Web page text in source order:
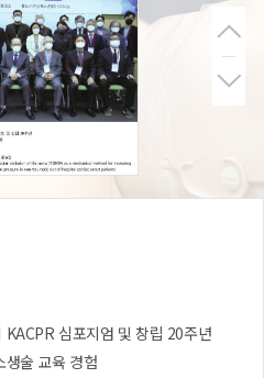
심포지엄 및 창립 20주년
생술 교육 경험